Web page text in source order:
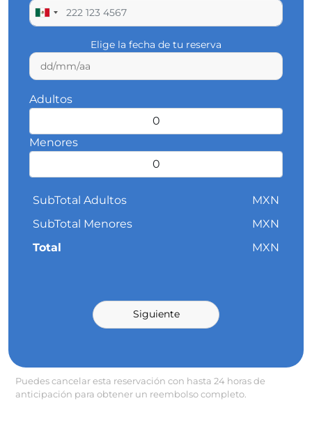
Elige la fecha de tu reserva
Adultos
Menores
SubTotal Adultos
MXN
SubTotal Menores
MXN
Total
MXN
Siguiente
Puedes cancelar esta reservación con hasta 24 horas de
anticipación para obtener un reembolso completo.